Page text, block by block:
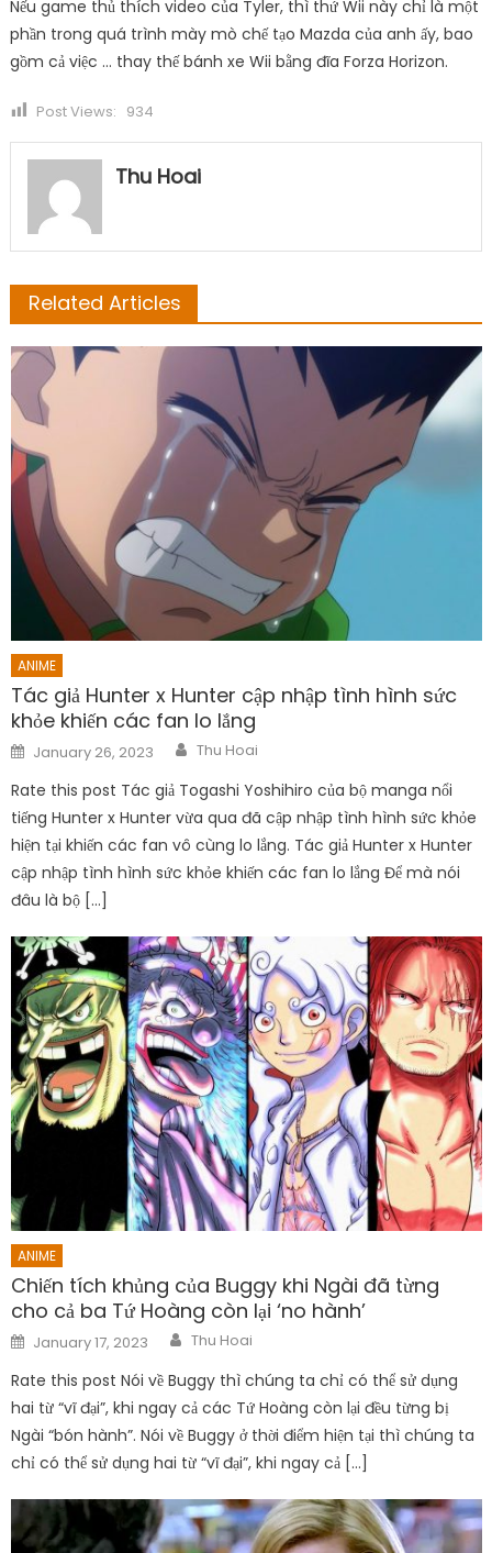
Nếu game thủ thích video của Tyler, thì thứ Wii này chỉ là một
phần trong quá trình mày mò chế tạo Mazda của anh ấy, bao
gồm cả việc … thay thế bánh xe Wii bằng đĩa Forza Horizon.
Post Views: 934
Thu Hoai
Related Articles
ANIME
Tác giả Hunter x Hunter cập nhập tình hình sức
khỏe khiến các fan lo lắng
Posted
on
January 26, 2023 Author
Thu Hoai
Rate this post Tác giả Togashi Yoshihiro của bộ manga nổi
tiếng Hunter x Hunter vừa qua đã cập nhập tình hình sức khỏe
hiện tại khiến các fan vô cùng lo lắng. Tác giả Hunter x Hunter
cập nhập tình hình sức khỏe khiến các fan lo lắng Để mà nói
đâu là bộ […]
ANIME
Chiến tích khủng của Buggy khi Ngài đã từng
cho cả ba Tứ Hoàng còn lại ‘no hành’
Posted
on
January 17, 2023 Author
Thu Hoai
Rate this post Nói về Buggy thì chúng ta chỉ có thể sử dụng
hai từ “vĩ đại”, khi ngay cả các Tứ Hoàng còn lại đều từng bị
Ngài “bón hành”. Nói về Buggy ở thời điểm hiện tại thì chúng ta
chỉ có thể sử dụng hai từ “vĩ đại”, khi ngay cả […]